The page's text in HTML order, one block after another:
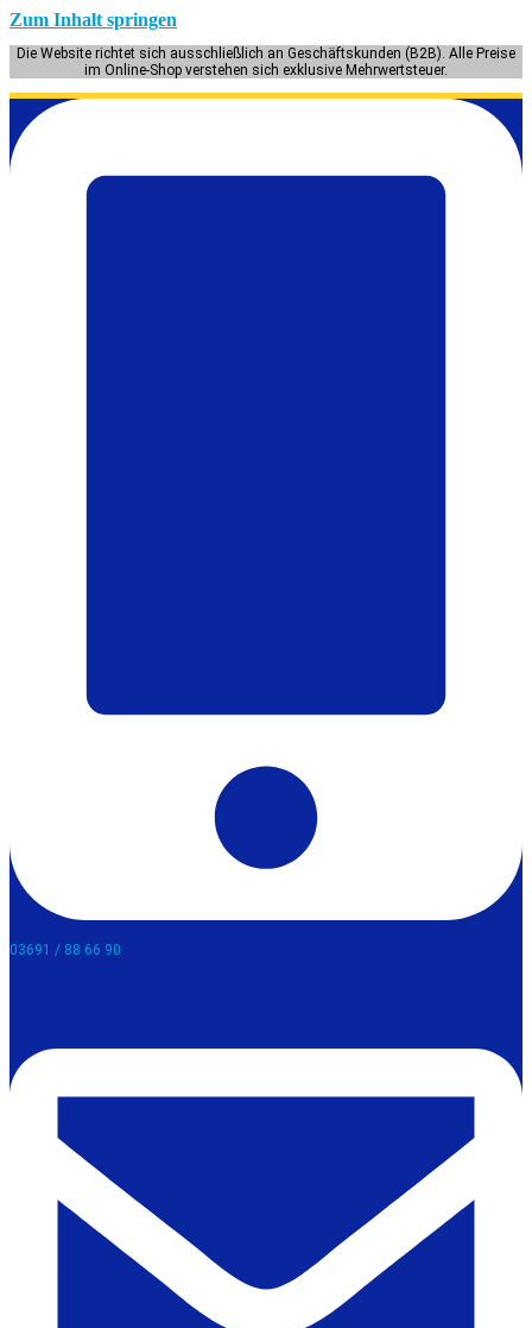
Zum Inhalt springen
Die Website richtet sich ausschließlich an Geschäftskunden (B2B). Alle Preise
im Online-Shop verstehen sich exklusive Mehrwertsteuer.
03691 / 88 66 90​